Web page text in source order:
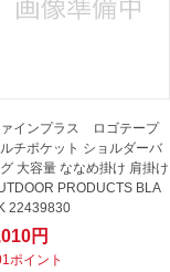
インプラス ロゴテープ
チポケット ショルダーバ
大容量 ななめ掛け 肩掛け
PRODUCTS BLA
22439830
円
ポイント